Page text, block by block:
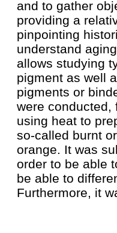
and to gather
providing a
pinpointing
understand
allows studying
pigment as well
pigments or
were conducted,
using heat to
so-called burnt
orange. It was
order to be able
be able to
Furthermore, it